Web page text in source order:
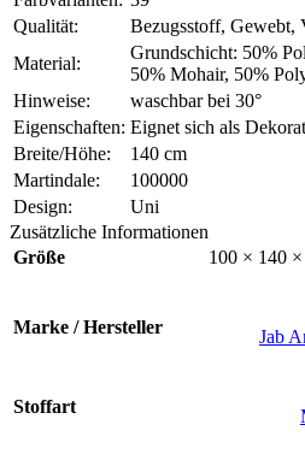
Qualität:
Bezugsstoff, Gewebt,
Material:
Grundschicht: 50%
50% Mohair, 50%
Hinweise:
waschbar bei 30°
Eigenschaften: Eignet sich als
Breite/Höhe:
140 cm
Martindale:
100000
Design:
Uni
Zusätzliche Informationen
Größe
100 × 140
Marke / Hersteller Jab
Stoffart